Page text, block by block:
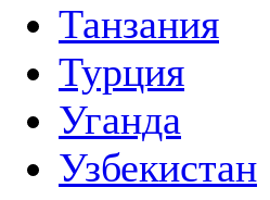
Танзания
Турция
Уганда
Узбекистан